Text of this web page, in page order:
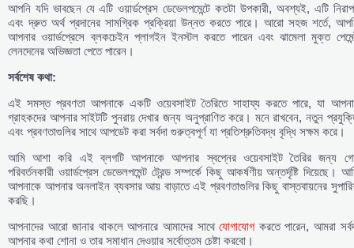
আপনি যদি ভাবছেন যে এটি ওয়ার্ডপ্রেস ডেভেলপমেন্টে কতটা উপকারী, অবশ্যই, এটি
এবং দ্রুত অর্থ প্রদানের সামগ্রিক প্রক্রিয়া উন্নত করতে পারে। আরো সহজ শর্তে,
আপনার ওয়ার্ডপ্রেসে ব্লকচেইন প্লাগইন ইনস্টল করতে পারেন এবং ঝামেলা মুক্ত
লেনদেনের অভিজ্ঞতা পেতে পারেন।
সর্বশেষকথা:
এই সমস্ত প্রবণতা আপনাকে একটি ওয়েবসাইট তৈরিতে সাহায্য করতে পারে, যা
গ্রাহকদের আপনার সাইটটি পুনরায় দেখার জন্য অনুপ্রাণিত করে। মনে রাখবেন, নতুন
এবং প্রবণতাগুলির সাথে আপডেট করা সর্বদা গুরুত্বপূর্ণ যা প্রতিশ্রুতিবদ্ধ বৃদ্ধি সক্ষম করে।
আমি আশা করি এই ব্লগটি আপনাকে আপনার স্বপ্নের ওয়েবসাইট তৈরির জন্য
পরিবর্তনকারী ওয়ার্ডপ্রেস ডেভেলপমেন্ট ট্রেন্ড সম্পর্কে কিছু আকর্ষণীয় অন্তর্দৃষ্টি দিয়েছে।
আপনাকে আপনার অনলাইন ব্যবসার আয় বাড়াতে এই প্রবণতাগুলির কিছু বাস্তবায়নের
করছি।
আপনাদের আরো জানার থাকলে আপনারে আমাদের সাথেযোগাযোগ করতে পারেন, আমরা
আপনার কথা শোনা ও তার সমাধান দেওয়ার সর্বোত্তম চেষ্টা করবো।